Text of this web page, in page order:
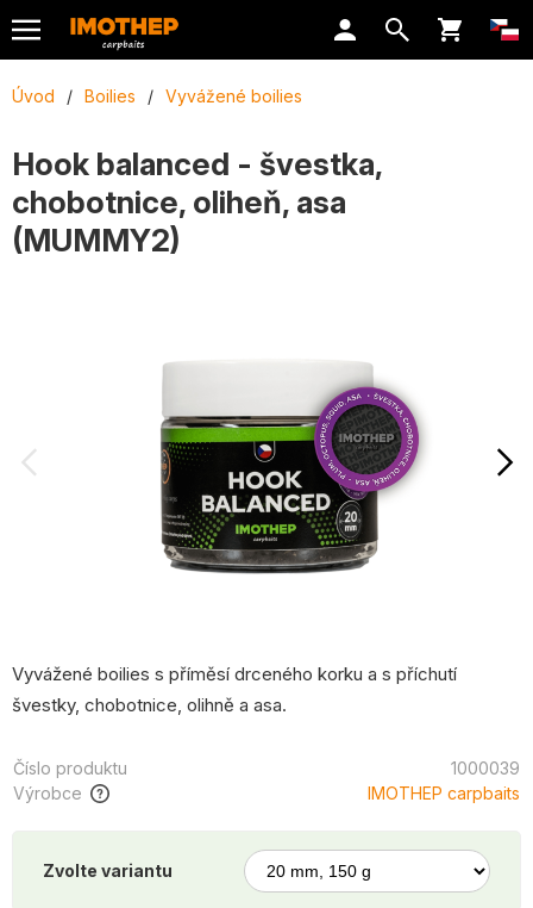
Úvod / Boilies / Vyvážené boilies
Hook balanced - švestka,
chobotnice, oliheň, asa
(MUMMY2)
Vyvážené boilies s příměsí drceného korku a s příchutí
švestky, chobotnice, olihně a asa.
Číslo produktu
1000039
Výrobce
IMOTHEP carpbaits
Zvolte variantu